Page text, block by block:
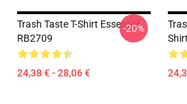
Trash Taste T-Shirt Essentiel
RB2709
24,38 € - 28,06 €
-20%